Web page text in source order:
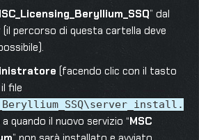
” dal
percorso di questa cartella deve
(facendo clic con il tasto
file
quando il nuovo servizio “MSC